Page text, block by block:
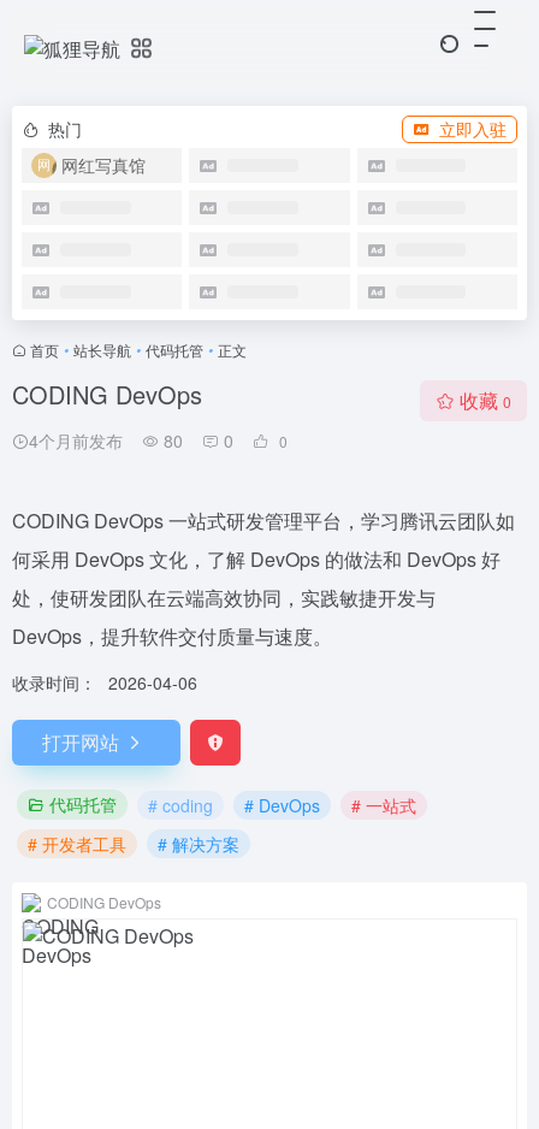
热门
立即入驻
网红写真馆
首页 • 站长导航 • 代码托管 • 正文
CODING DevOps
4个月前发布 80 0 0
收藏 0
CODING DevOps 一站式研发管理平台，学习腾讯云团队如
何采用 DevOps 文化，了解 DevOps 的做法和 DevOps 好
处，使研发团队在云端高效协同，实践敏捷开发与
DevOps，提升软件交付质量与速度。
收录时间： 2026-04-06
打开网站
代码托管 # coding # DevOps
# 一站式
# 开发者工具
# 解决方案
CODING DevOps